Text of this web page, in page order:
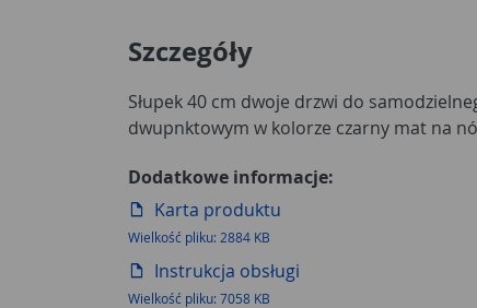
Szczegóły
Słupek 40 cm dwoje drzwi do
dwupnktowym w kolorze czarny mat na
Dodatkowe informacje:
Karta produktu
Wielkość pliku: 2884 KB
Instrukcja obsługi
Wielkość pliku: 7058 KB